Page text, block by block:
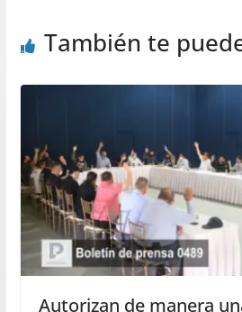
También te
Autorizan de manera